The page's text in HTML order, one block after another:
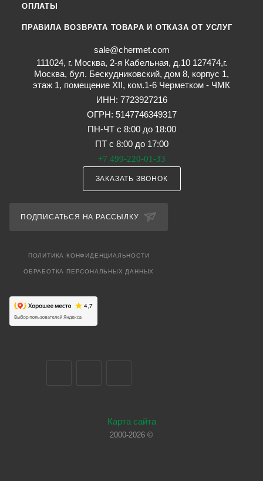
ОПЛАТЫ
ПРАВИЛА ВОЗВРАТА ТОВАРА И ОТКАЗА ОТ УСЛУГ
sale@chermet.com
111024, г. Москва, 2-я Кабельная, д.10 127474,г.
Москва, бул. Бескудниковский, дом 8, корпус 1,
этаж 1, помещение XII, ком.1-6 Черметком - ЧМК
ИНН: 7723927216
ОГРН: 5147746349317
ПН-ЧТ с 8:00 до 18:00
ПТ с 8:00 до 17:00
+7 499-220-01-33
ЗАКАЗАТЬ ЗВОНОК
ПОДПИСАТЬСЯ НА РАССЫЛКУ
ПОЛИТИКА КОНФИДЕНЦИАЛЬНОСТИ
ОБРАБОТКА ПЕРСОНАЛЬНЫХ ДАННЫХ
Карта сайта
2000-2026 ©